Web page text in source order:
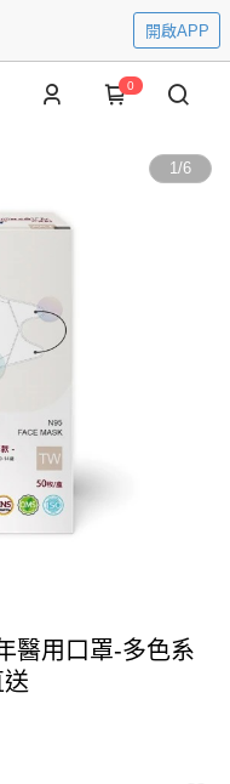
開啟APP
0
1/6
醫用口罩-多色系